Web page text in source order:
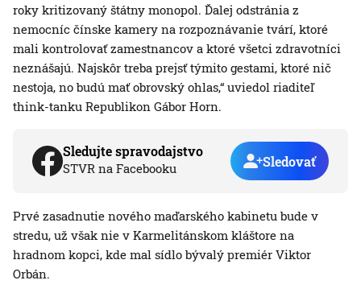
roky kritizovaný štátny monopol. Ďalej odstránia z
nemocníc čínske kamery na rozpoznávanie tvárí, ktoré
mali kontrolovať zamestnancov a ktoré všetci zdravotníci
neznášajú. Najskôr treba prejsť týmito gestami, ktoré nič
nestoja, no budú mať obrovský ohlas,“ uviedol riaditeľ
think-tanku Republikon Gábor Horn.
Sledujte spravodajstvo
STVR na Facebooku Sledovať
Prvé zasadnutie nového maďarského kabinetu bude v
stredu, už však nie v Karmelitánskom kláštore na
hradnom kopci, kde mal sídlo bývalý premiér Viktor
Orbán.